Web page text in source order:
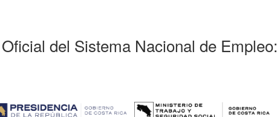
del Sistema Nacional de Empleo: